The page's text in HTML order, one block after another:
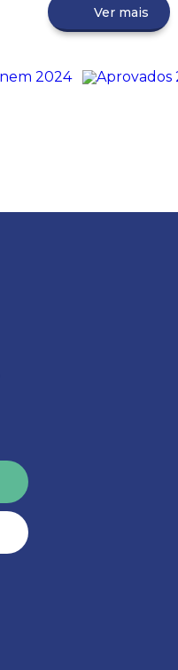
Ver mais